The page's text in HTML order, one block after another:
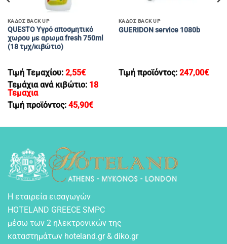
ΚΑΔΟΣ BACK UP
QUESTO Υγρό αποσμητικό
χωρου με αρωμα fresh 750ml
(18 τμχ/κιβώτιο)
Τιμή Τεμαχίου: 2,55€
Τεμάχια ανά κιβώτιο: 18
Τεμαχια
Τιμή προϊόντος: 45,90€
ΚΑΔΟΣ BACK UP
GUERIDON service 1080b
Τιμή προϊόντος: 247,00€
Η εταιρεία εισαγωγών
HOTELAND GREECE SMPC
μέσω των 2 ηλεκτρονικών της
καταστημάτων hoteland.gr & diko.gr